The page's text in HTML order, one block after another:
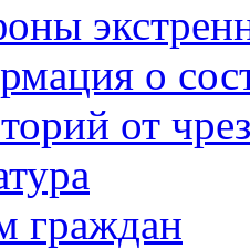
о
от
граждан